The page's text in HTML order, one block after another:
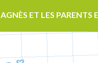
AGNÈS ET LES PARENTS